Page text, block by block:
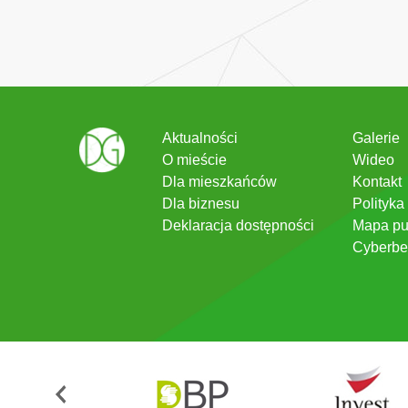
Aktualności
O mieście
Dla mieszkańców
Dla biznesu
Deklaracja dostępności
Galerie
Wideo
Kontakt
Mapa